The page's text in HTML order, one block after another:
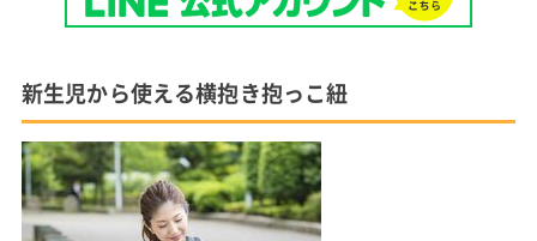
新生児から使える横抱き抱っこ紐